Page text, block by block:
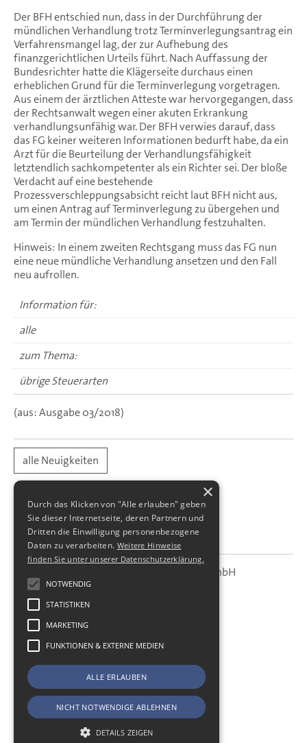
Der BFH entschied nun, dass in der Durchführung der
mündlichen Verhandlung trotz Terminverlegungsantrag ein
Verfahrensmangel lag, der zur Aufhebung des
finanzgerichtlichen Urteils führt. Nach Auffassung der
Bundesrichter hatte die Klägerseite durchaus einen
erheblichen Grund für die Terminverlegung vorgetragen.
Aus einem der ärztlichen Atteste war hervorgegangen, dass
der Rechtsanwalt wegen einer akuten Erkrankung
verhandlungsunfähig war. Der BFH verwies darauf, dass
das FG keiner weiteren Informationen bedurft habe, da ein
Arzt für die Beurteilung der Verhandlungsfähigkeit
letztendlich sachkompetenter als ein Richter sei. Der bloße
Verdacht auf eine bestehende
Prozessverschleppungsabsicht reicht laut BFH nicht aus,
um einen Antrag auf Terminverlegung zu übergehen und
am Termin der mündlichen Verhandlung festzuhalten.
Hinweis: In einem zweiten Rechtsgang muss das FG nun
eine neue mündliche Verhandlung ansetzen und den Fall
neu aufrollen.
Information für:
alle
zum Thema:
übrige Steuerarten
(aus: Ausgabe 03/2018)
alle Neuigkeiten
SBS
SBS Richter, Trenner & Kollegen GmbH
Steuerberatungsgesellschaft
Hohe Straße 55
01187Dresden
Telefax:+49 (0) 351 - 87 32 699
E-Mail:kanzlei@sbsdresden.de
ESt-Helfer
Start
Impressum
Datenschutz
×
Durch das Klicken von "Alle erlauben" geben
Sie dieser Internetseite, deren Partnern und
Dritten die Einwilligung personenbezogene
Daten zu verarbeiten. Weitere Hinweise
finden Sie unter unserer Datenschutzerklärung.
NOTWENDIG
STATISTIKEN
MARKETING
FUNKTIONEN & EXTERNE MEDIEN
ALLE ERLAUBEN
NICHT NOTWENDIGE ABLEHNEN
DETAILS ZEIGEN